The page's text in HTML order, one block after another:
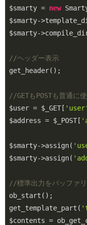
$smarty = new
$smarty-
$smarty-
//ヘッダー表示
get_header();
//GETもPOSTも普通に
$user = $_GET[ 'user'
$address = $_POST[
$smarty->assign(
$smarty->assign(
//標準出力をバッファ
ob_start();
get_template_part(
$contents =